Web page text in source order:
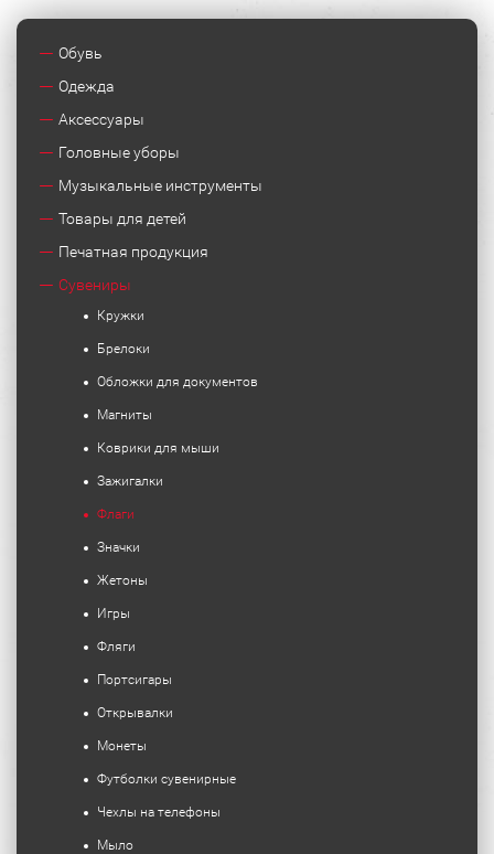
Обувь
Одежда
Аксессуары
Головные уборы
Музыкальные инструменты
Товары для детей
Печатная продукция
Сувениры
Кружки
Брелоки
Обложки для документов
Магниты
Коврики для мыши
Зажигалки
Флаги
Значки
Жетоны
Игры
Фляги
Портсигары
Открывалки
Монеты
Футболки сувенирные
Чехлы на телефоны
Мыло